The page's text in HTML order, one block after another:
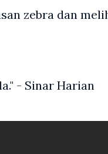
zebra dan
- Sinar Harian